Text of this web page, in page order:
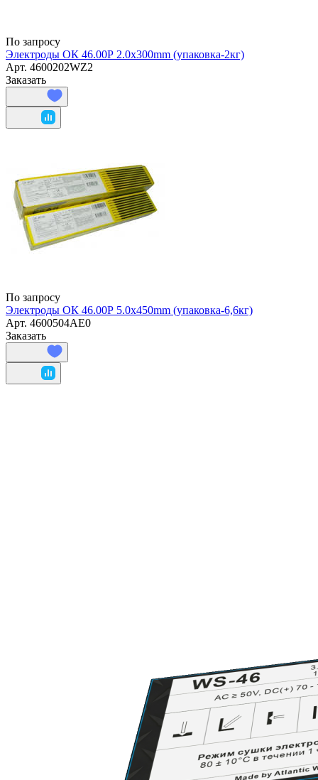
По запросу
Электроды ОК 46.00Р 2.0х300mm (упаковка-2кг)
Арт. 4600202WZ2
Заказать
По запросу
Электроды ОК 46.00Р 5.0х450mm (упаковка-6,6кг)
Арт. 4600504AE0
Заказать